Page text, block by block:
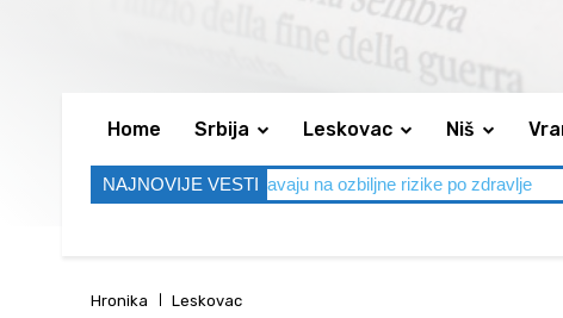
Home Srbija Leskovac Niš
NAJNOVIJE VESTI
lekari upozoravaju na ozbiljne rizike po zdravlje Bez udesa na
Hronika Leskovac